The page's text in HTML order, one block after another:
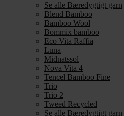
Se alle Bæredygtigt garn
Blend Bamboo
Bamboo Wool
Bommix bamboo
Eco Vita Raffia
Luna
Midnatssol
Nova Vita 4
Tencel Bamboo Fine
Trio
Trio 2
Tweed Recycled
Se alle Bæredygtigt garn